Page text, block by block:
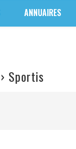
ANNUAIRES
› Sportis